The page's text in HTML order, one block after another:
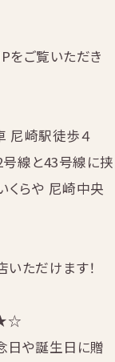
をご覧いただき
尼崎駅徒歩４
号線と43号線に挟
くらや 尼崎中央
いただけます！
★☆
日や誕生日に贈